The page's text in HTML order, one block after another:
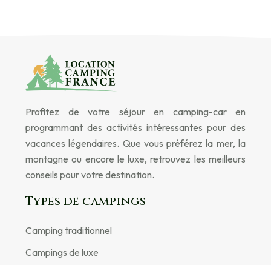
Profitez de votre séjour en camping-car en
programmant des activités intéressantes pour des
vacances légendaires. Que vous préférez la mer, la
montagne ou encore le luxe, retrouvez les meilleurs
conseils pour votre destination.
Types de campings
Camping traditionnel
Campings de luxe